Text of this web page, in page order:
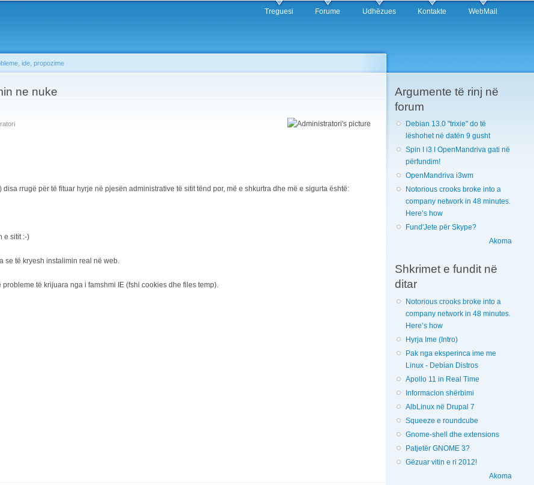
Treguesi Forume Udhëzues Kontakte WebMail
ide, propozime
ne nuke
rrugë për të fituar hyrje në pjesën administrative të sitit tënd por, më e shkurtra dhe më e sigurta është:
e sitit :-)
se të kryesh instalimin real në web.
të krijuara nga i famshmi IE (fshi cookies dhe files temp).
Argumente të rinj në
forum
Debian 13.0 "trixie" do të
lëshohet në datën 9 gusht
Spin I i3 I OpenMandriva gati në
përfundim!
OpenMandriva i3wm
Notorious crooks broke into a
company network in 48 minutes.
Here’s how
Fund'Jete për Skype?
Akoma
Shkrimet e fundit në
ditar
Notorious crooks broke into a
company network in 48 minutes.
Here’s how
Hyrja Ime (Intro)
Pak nga eksperinca ime me
Linux - Debian Distros
Apollo 11 in Real Time
Informacion shërbimi
AlbLinux në Drupal 7
Squeeze e roundcube
Gnome-shell dhe extensions
Patjetër GNOME 3?
Gëzuar vitin e ri 2012!
Akoma